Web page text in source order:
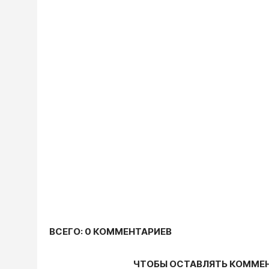
ВСЕГО: 0 КОММЕНТАРИЕВ
ЧТОБЫ ОСТАВЛЯТЬ